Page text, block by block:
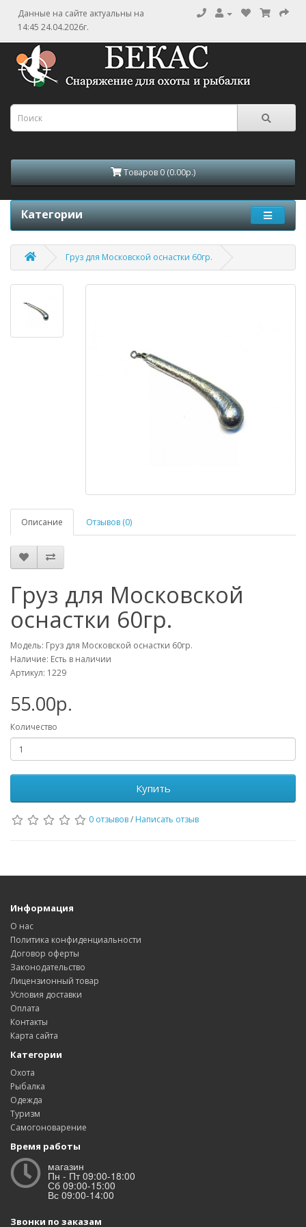
Данные на сайте актуальны на
14:45 24.04.2026г.
Товаров 0 (0.00р.)
Категории
Груз для Московской оснастки 60гр.
Описание Отзывов (0)
Груз для Московской
оснастки 60гр.
Модель: Груз для Московской оснастки 60гр.
Наличие: Есть в наличии
Артикул: 1229
55.00р.
Количество
Купить
0 отзывов/ Написать отзыв
Информация
О нас
Политика конфиденциальности
Договор оферты
Законодательство
Лицензионный товар
Условия доставки
Оплата
Контакты
Карта сайта
Категории
Охота
Рыбалка
Одежда
Туризм
Самогоноварение
Время работы
магазин
Пн - Пт 09:00-18:00
Сб 09:00-15:00
Вс 09:00-14:00
Звонки по заказам